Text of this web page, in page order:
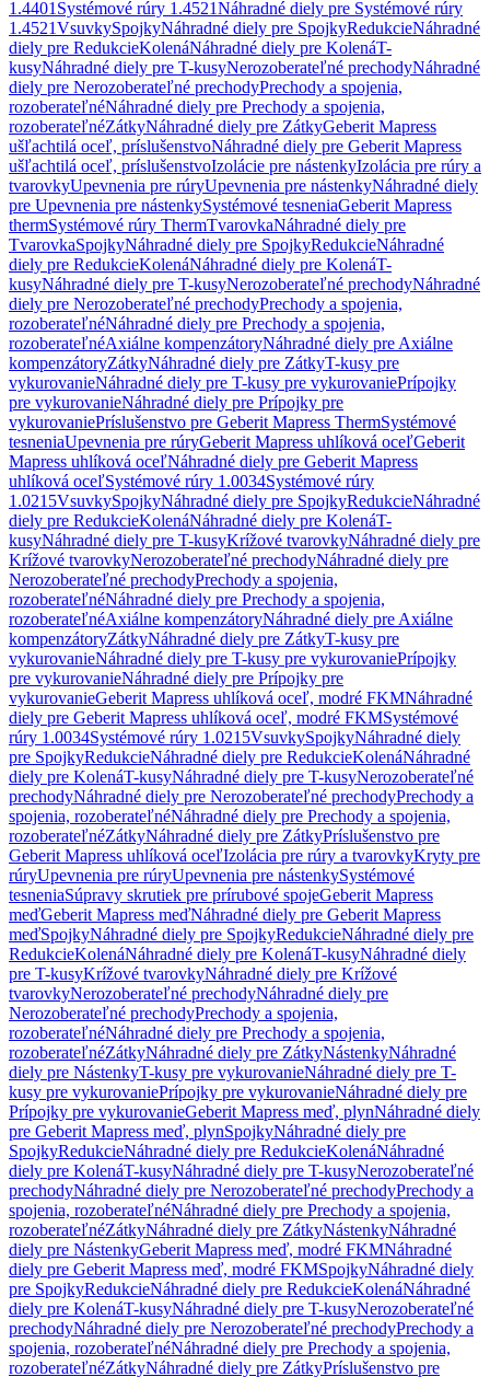
1.4401 Systémové rúry 1.4521Náhradné diely pre Systémové rúry
1.4521VsuvkySpojkyNáhradné diely pre SpojkyRedukcieNáhradné
diely pre RedukcieKolenáNáhradné diely pre KolenáT-
kusyNáhradné diely pre T-kusyNerozoberateľné prechodyNáhradné
diely pre Nerozoberateľné prechodyPrechody a spojenia,
rozoberateľnéNáhradné diely pre Prechody a spojenia,
rozoberateľnéZátkyNáhradné diely pre ZátkyGeberit Mapress
ušľachtilá oceľ, príslušenstvoNáhradné diely pre Geberit Mapress
ušľachtilá oceľ, príslušenstvoIzolácie pre nástenkyIzolácia pre rúry a
tvarovkyUpevnenia pre rúryUpevnenia pre nástenkyNáhradné diely
pre Upevnenia pre nástenkySystémové tesneniaGeberit Mapress
thermSystémové rúry ThermTvarovkaNáhradné diely pre
TvarovkaSpojkyNáhradné diely pre SpojkyRedukcieNáhradné
diely pre RedukcieKolenáNáhradné diely pre KolenáT-
kusyNáhradné diely pre T-kusyNerozoberateľné prechodyNáhradné
diely pre Nerozoberateľné prechodyPrechody a spojenia,
rozoberateľnéNáhradné diely pre Prechody a spojenia,
rozoberateľnéAxiálne kompenzátoryNáhradné diely pre Axiálne
kompenzátoryZátkyNáhradné diely pre ZátkyT-kusy pre
vykurovanieNáhradné diely pre T-kusy pre vykurovaniePrípojky
pre vykurovanieNáhradné diely pre Prípojky pre
vykurovaniePríslušenstvo pre Geberit Mapress ThermSystémové
tesneniaUpevnenia pre rúryGeberit Mapress uhlíková oceľGeberit
Mapress uhlíková oceľNáhradné diely pre Geberit Mapress
uhlíková oceľSystémové rúry 1.0034Systémové rúry
1.0215VsuvkySpojkyNáhradné diely pre SpojkyRedukcieNáhradné
diely pre RedukcieKolenáNáhradné diely pre KolenáT-
kusyNáhradné diely pre T-kusyKrížové tvarovkyNáhradné diely pre
Krížové tvarovkyNerozoberateľné prechodyNáhradné diely pre
Nerozoberateľné prechodyPrechody a spojenia,
rozoberateľnéNáhradné diely pre Prechody a spojenia,
rozoberateľnéAxiálne kompenzátoryNáhradné diely pre Axiálne
kompenzátoryZátkyNáhradné diely pre ZátkyT-kusy pre
vykurovanieNáhradné diely pre T-kusy pre vykurovaniePrípojky
pre vykurovanieNáhradné diely pre Prípojky pre
vykurovanieGeberit Mapress uhlíková oceľ, modré FKMNáhradné
diely pre Geberit Mapress uhlíková oceľ, modré FKMSystémové
rúry 1.0034Systémové rúry 1.0215VsuvkySpojkyNáhradné diely
pre SpojkyRedukcieNáhradné diely pre RedukcieKolenáNáhradné
diely pre KolenáT-kusyNáhradné diely pre T-kusyNerozoberateľné
prechodyNáhradné diely pre Nerozoberateľné prechodyPrechody a
spojenia, rozoberateľnéNáhradné diely pre Prechody a spojenia,
rozoberateľnéZátkyNáhradné diely pre ZátkyPríslušenstvo pre
Geberit Mapress uhlíková oceľIzolácia pre rúry a tvarovkyKryty pre
rúryUpevnenia pre rúryUpevnenia pre nástenkySystémové
tesneniaSúpravy skrutiek pre prírubové spojeGeberit Mapress
meďGeberit Mapress meďNáhradné diely pre Geberit Mapress
meďSpojkyNáhradné diely pre SpojkyRedukcieNáhradné diely pre
RedukcieKolenáNáhradné diely pre KolenáT-kusyNáhradné diely
pre T-kusyKrížové tvarovkyNáhradné diely pre Krížové
tvarovkyNerozoberateľné prechodyNáhradné diely pre
Nerozoberateľné prechodyPrechody a spojenia,
rozoberateľnéNáhradné diely pre Prechody a spojenia,
rozoberateľnéZátkyNáhradné diely pre ZátkyNástenkyNáhradné
diely pre NástenkyT-kusy pre vykurovanieNáhradné diely pre T-
kusy pre vykurovaniePrípojky pre vykurovanieNáhradné diely pre
Prípojky pre vykurovanieGeberit Mapress meď, plynNáhradné diely
pre Geberit Mapress meď, plynSpojkyNáhradné diely pre
SpojkyRedukcieNáhradné diely pre RedukcieKolenáNáhradné
diely pre KolenáT-kusyNáhradné diely pre T-kusyNerozoberateľné
prechodyNáhradné diely pre Nerozoberateľné prechodyPrechody a
spojenia, rozoberateľnéNáhradné diely pre Prechody a spojenia,
rozoberateľnéZátkyNáhradné diely pre ZátkyNástenkyNáhradné
diely pre NástenkyGeberit Mapress meď, modré FKMNáhradné
diely pre Geberit Mapress meď, modré FKMSpojkyNáhradné diely
pre SpojkyRedukcieNáhradné diely pre RedukcieKolenáNáhradné
diely pre KolenáT-kusyNáhradné diely pre T-kusyNerozoberateľné
prechodyNáhradné diely pre Nerozoberateľné prechodyPrechody a
spojenia, rozoberateľnéNáhradné diely pre Prechody a spojenia,
rozoberateľnéZátkyNáhradné diely pre ZátkyPríslušenstvo pre